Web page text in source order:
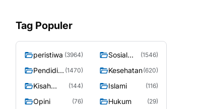
Anemia
Tag Populer
peristiwa (3964)
Sosial
(1546)
Pendidik (1470) Kesehatan(620)
Kisah
(144) Islami (116)
Opini (76) Hukum (29)